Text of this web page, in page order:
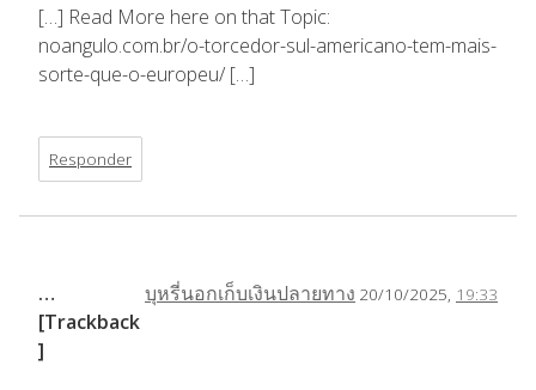
[…] Read More here on that Topic:
noangulo.com.br/o-torcedor-sul-americano-tem-mais-
sorte-que-o-europeu/ […]
Responder
บุหรี่นอกเก็บเงินปลายทาง 20/10/2025, 19:33
…
[Trackback
]